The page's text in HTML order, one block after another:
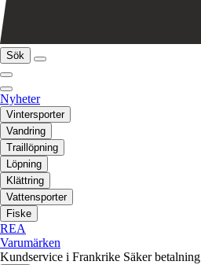
Sök
Nyheter
Vintersporter
Vandring
Traillöpning
Löpning
Klättring
Vattensporter
Fiske
REA
Varumärken
Kundservice i Frankrike Säker betalning